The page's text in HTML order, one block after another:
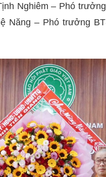
Nghiêm – Phó
Năng – Phó trưởng